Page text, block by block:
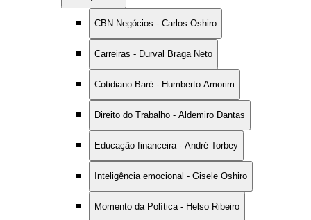
CBN Negócios - Carlos Oshiro
Carreiras - Durval Braga Neto
Cotidiano Baré - Humberto Amorim
Direito do Trabalho - Aldemiro Dantas
Educação financeira - André Torbey
Inteligência emocional - Gisele Oshiro
Momento da Política - Helso Ribeiro